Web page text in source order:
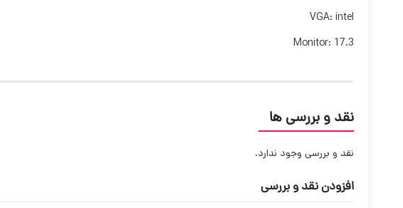
VGA: intel
Monitor: 17.3
نقد و بررسی ها
نقد و بررسی وجود ندارد.
افزودن نقد و بررسی